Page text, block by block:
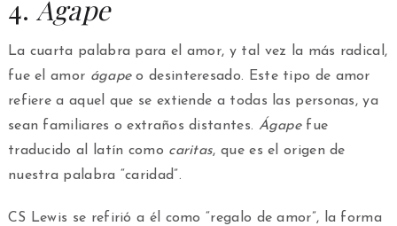
4. Ágape
La cuarta palabra para el amor, y tal vez la más radical,
fue el amor ágapeo desinteresado. Este tipo de amor
refiere a aquel que se extiende a todas las personas, ya
sean familiares o extraños distantes. Ágapefue
traducido al latín como caritas, que es el origen de
nuestra palabra “caridad”.
CS Lewis se refirió a él como “regalo de amor”, la forma